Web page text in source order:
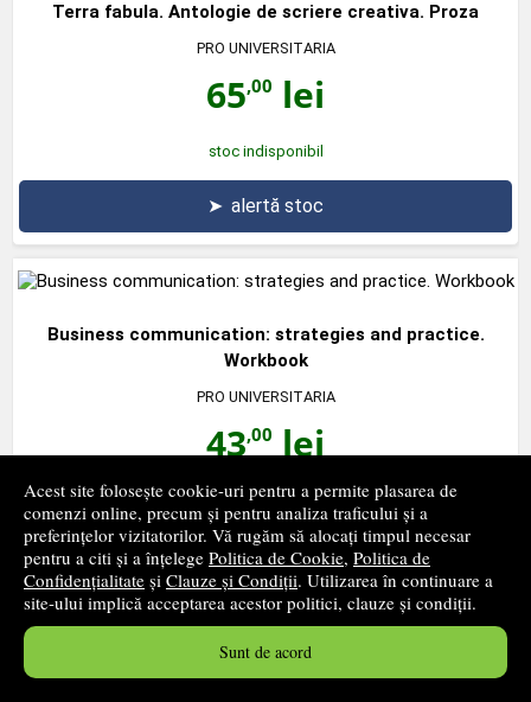
Acest site folosește cookie-uri pentru a permite plasarea de
comenzi online, precum și pentru analiza traficului și a
preferințelor vizitatorilor. Vă rugăm să alocați timpul necesar
pentru a citi și a înțelege Politica de Cookie, Politica de
Confidențialitate și Clauze și Condiții. Utilizarea în continuare a
site-ului implică acceptarea acestor politici, clauze și condiții.
Sunt de acord
Terra fabula. Antologie de scriere creativa. Proza
PRO UNIVERSITARIA
65,00 lei
stoc indisponibil
➤ alertă stoc
Business communication: strategies and practice.
Workbook
PRO UNIVERSITARIA
43,00lei
stoc indisponibil
➤ alertă stoc